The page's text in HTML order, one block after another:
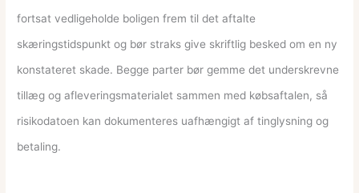
fortsat vedligeholde boligen frem til det aftalte
skæringstidspunkt og bør straks give skriftlig besked om en ny
konstateret skade. Begge parter bør gemme det underskrevne
tillæg og afleveringsmaterialet sammen med købsaftalen, så
risikodatoen kan dokumenteres uafhængigt af tinglysning og
betaling.